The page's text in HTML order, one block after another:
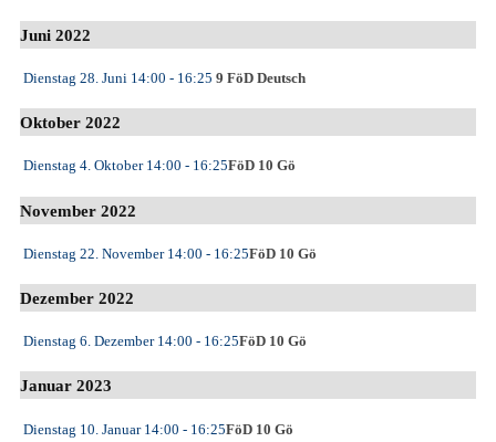
Juni 2022
Dienstag 28. Juni 14:00 - 16:25 9 FöD Deutsch
Oktober 2022
Dienstag 4. Oktober14:00 - 16:25FöD 10 Gö
November 2022
Dienstag 22. November14:00 - 16:25FöD 10 Gö
Dezember 2022
Dienstag 6. Dezember14:00 - 16:25FöD 10 Gö
Januar 2023
Dienstag 10. Januar14:00 - 16:25FöD 10 Gö